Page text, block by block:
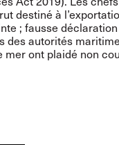
destiné à
; fausse
des autorités
mer ont plaidé non